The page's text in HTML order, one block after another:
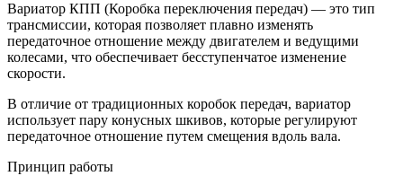
Вариатор КПП (Коробка переключения передач) — это тип
трансмиссии, которая позволяет плавно изменять
передаточное отношение между двигателем и ведущими
колесами, что обеспечивает бесступенчатое изменение
скорости.
В отличие от традиционных коробок передач, вариатор
использует пару конусных шкивов, которые регулируют
передаточное отношение путем смещения вдоль вала.
Принцип работы